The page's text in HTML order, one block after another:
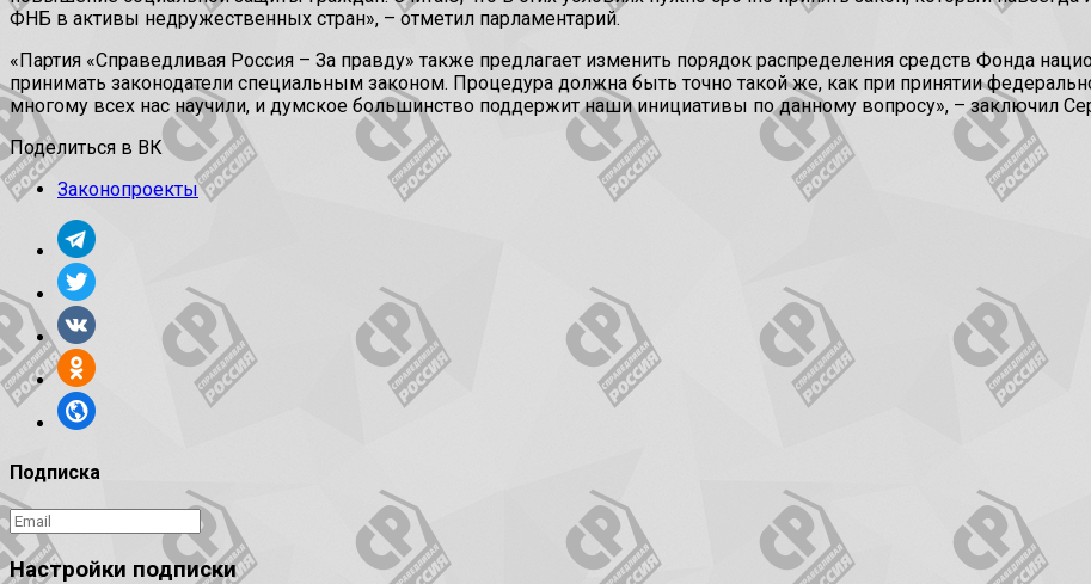
ФНБ в активы недружественных стран», – отметил парламентарий.
«Партия «Справедливая Россия – За правду» также предлагает изменить порядок распределения средств Фонда
принимать законодатели специальным законом. Процедура должна быть точно такой же, как при принятии
многому всех нас научили, и думское большинство поддержит наши инициативы по данному вопросу», – заключил
Поделиться в ВК
Законопроекты
Подписка
Настройки подписки